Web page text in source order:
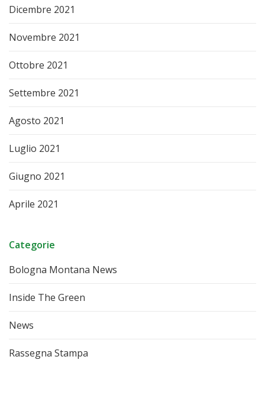
Dicembre 2021
Novembre 2021
Ottobre 2021
Settembre 2021
Agosto 2021
Luglio 2021
Giugno 2021
Aprile 2021
Categorie
Bologna Montana News
Inside The Green
News
Rassegna Stampa